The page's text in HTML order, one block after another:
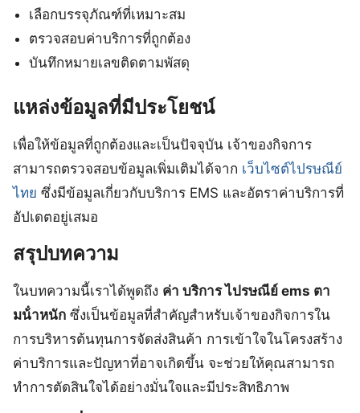
เลือกบรรจุภัณฑ์ที่เหมาะสม
ตรวจสอบค่าบริการที่ถูกต้อง
บันทึกหมายเลขติดตามพัสดุ
แหล่งข้อมูลที่มีประโยชน์
เพื่อให้ข้อมูลที่ถูกต้องและเป็นปัจจุบัน เจ้าของกิจการ
สามารถตรวจสอบข้อมูลเพิ่มเติมได้จาก เว็บไซต์ไปรษณีย์
ไทย ซึ่งมีข้อมูลเกี่ยวกับบริการ EMS และอัตราค่าบริการที่
อัปเดตอยู่เสมอ
สรุปบทความ
ในบทความนี้เราได้พูดถึง ค่า บริการ ไปรษณีย์ ems ตา
มน้ําหนัก ซึ่งเป็นข้อมูลที่สำคัญสำหรับเจ้าของกิจการใน
การบริหารต้นทุนการจัดส่งสินค้า การเข้าใจในโครงสร้าง
ค่าบริการและปัญหาที่อาจเกิดขึ้น จะช่วยให้คุณสามารถ
ทำการตัดสินใจได้อย่างมั่นใจและมีประสิทธิภาพ